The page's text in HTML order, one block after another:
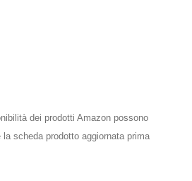
dei prodotti Amazon possono
scheda prodotto aggiornata prima